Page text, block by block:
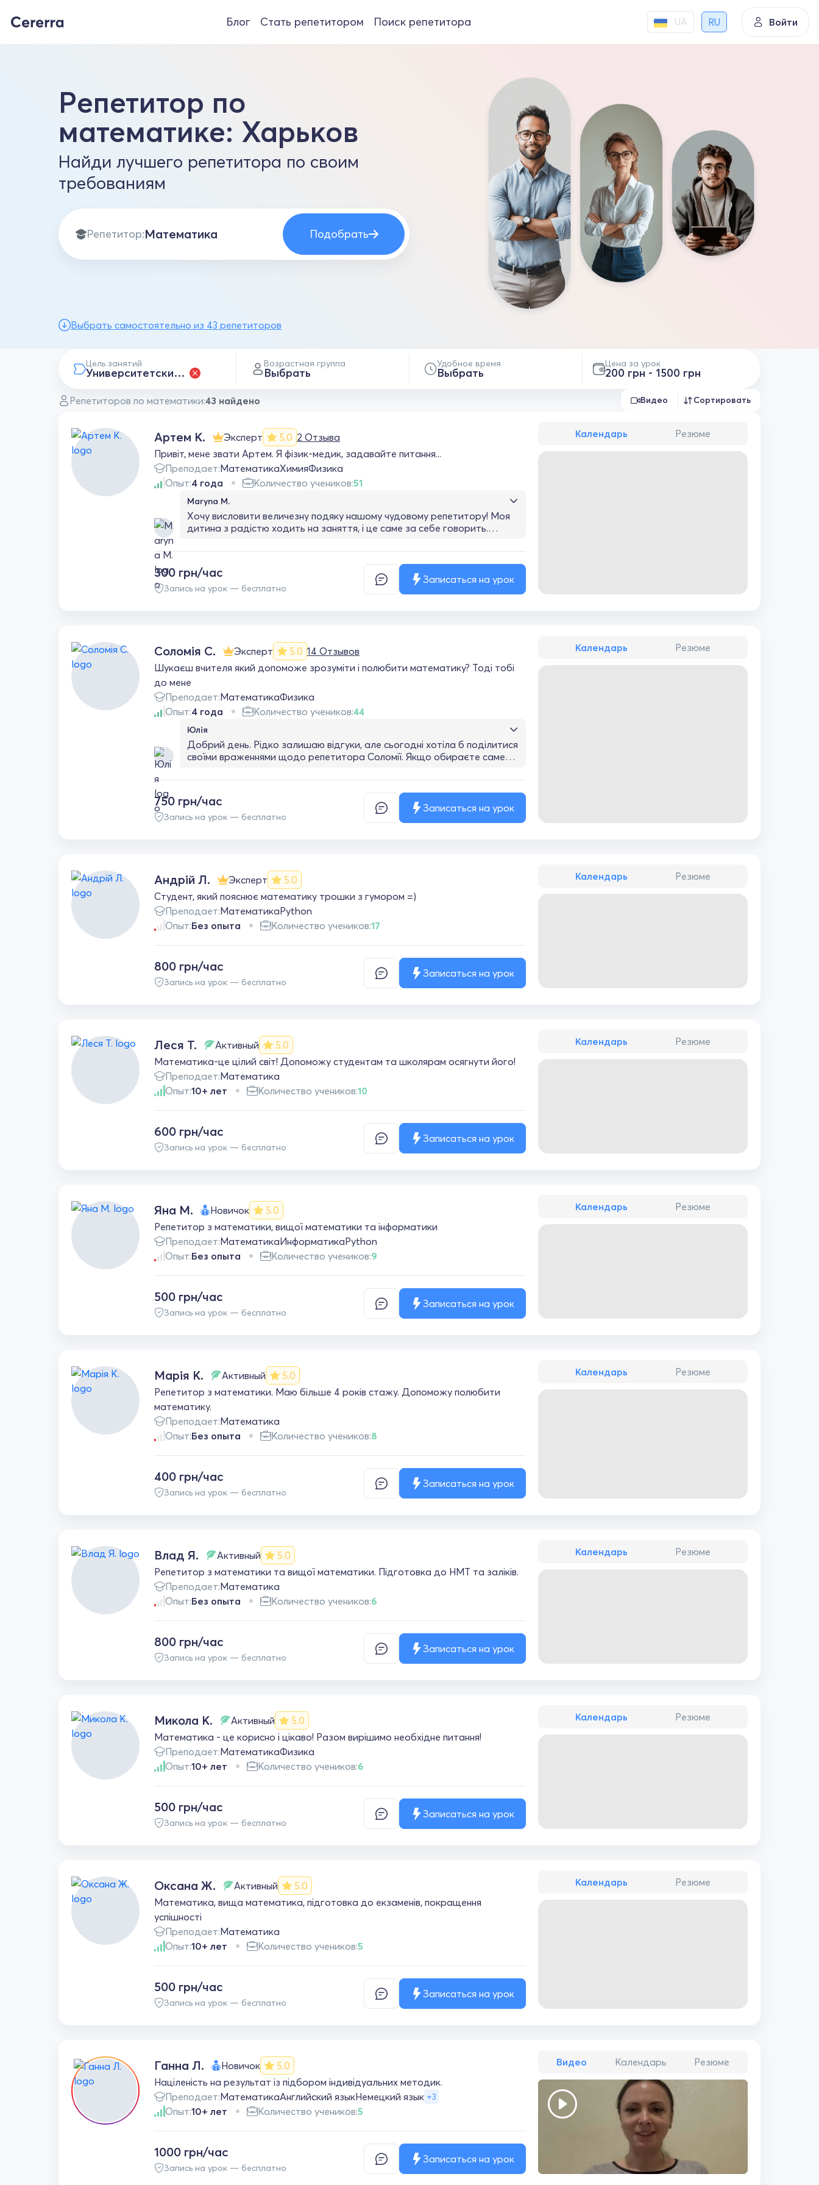
Блог Стать репетитором Поиск репетитора UA RU Войти
Репетитор по
математике: Харьков
Найди лучшего репетитора по своим
требованиям
Репетитор: Подобрать
Выбрать самостоятельно из 43 репетиторов
Цель занятий
Университетские курсы
Возрастная группа
Выбрать
Удобное время
Выбрать
Цена за урок
200 грн - 1500 грн
Репетиторов по математики:43 найдено Видео Сортировать
Артем К. Эксперт 5.0 2 Отзыва
Привіт, мене звати Артем. Я фізик-медик, задавайте питання...
Преподает:МатематикаХимияФизика
Опыт:4 года Количество учеников:51
Maryna M.
Хочу висловити величезну подяку нашому чудовому репетитору! Моя
дитина з радістю ходить на заняття, і це саме за себе говорить.
та підтримуючій атмосфері, дитина не боїться задавати питання і
легко сприймає матеріал. Я бачу, як покращуються результати, і це
приносить радість і впевненість у своїх силах. Велике спасибі за вашу
300 грн/час
Запись на урок — бесплатно
Записаться на урок
Календарь Резюме
Соломія С. Эксперт 5.0 14 Отзывов
Шукаєш вчителя який допоможе зрозуміти і полюбити математику? Тоді тобі
до мене
Преподает:МатематикаФизика
Опыт:4 года Количество учеников:44
Юлія
Добрий день. Рідко залишаю відгуки, але сьогодні хотіла б поділитися
своїми враженнями щодо репетитора Соломії. Якщо обираєте саме
знань за короткий термін, пояснення складних завдань зрозумілими
словами. Для моєї дитини ( Соломійки, 10 років) достатньо 1 заняття на
тиждень, щоб покращити свої знання. Результат не заставив себе
дитина працює на занятті і розуміє матеріал, домашнього завдання не
має. Для моєї Соломійки це величезний + і стимул! Дякую за Вашу
працю.
750 грн/час
Запись на урок — бесплатно
Записаться на урок
Календарь Резюме
Андрій Л. Эксперт
5.0
Студент, який пояснює математику трошки з гумором =)
Преподает:МатематикаPython
Опыт:Без опыта Количество учеников:17
800 грн/час
Запись на урок — бесплатно
Записаться на урок
Календарь Резюме
Леся Т. Активный
5.0
Математика-це цілий світ! Допоможу студентам та школярам осягнути його!
Преподает:Математика
Опыт:10+ лет Количество учеников:10
600 грн/час
Запись на урок — бесплатно
Записаться на урок
Календарь Резюме
Яна М. Новичок
5.0
Репетитор з математики, вищої математики та інформатики
Преподает:МатематикаИнформатикаPython
Опыт:Без опыта Количество учеников:9
500 грн/час
Запись на урок — бесплатно
Записаться на урок
Календарь Резюме
Марія К. Активный
5.0
Репетитор з математики. Маю більше 4 років стажу. Допоможу полюбити
математику.
Преподает:Математика
Опыт:Без опыта Количество учеников:8
400 грн/час
Запись на урок — бесплатно
Записаться на урок
Календарь Резюме
Влад Я. Активный
5.0
Репетитор з математики та вищої математики. Підготовка до НМТ та заліків.
Преподает:Математика
Опыт:Без опыта Количество учеников:6
800 грн/час
Запись на урок — бесплатно
Записаться на урок
Календарь Резюме
Микола К. Активный
5.0
Математика - це корисно і цікаво! Разом вирішимо необхідне питання!
Преподает:МатематикаФизика
Опыт:10+ лет Количество учеников:6
500 грн/час
Запись на урок — бесплатно
Записаться на урок
Календарь Резюме
Оксана Ж. Активный
5.0
Математика, вища математика, підготовка до екзаменів, покращення
успішності
Преподает:Математика
Опыт:10+ лет Количество учеников:5
500 грн/час
Запись на урок — бесплатно
Записаться на урок
Календарь Резюме
Ганна Л. Новичок
5.0
Націленість на результат із підбором індивідуальних методик.
Преподает:МатематикаАнглийский языкНемецкий язык +3
Опыт:10+ лет Количество учеников:5
1000 грн/час
Запись на урок — бесплатно
Записаться на урок
Видео Календарь Резюме